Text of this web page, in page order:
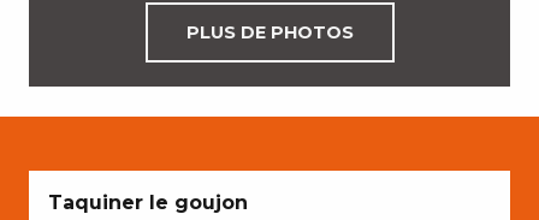
PLUS DE PHOTOS
Taquiner le goujon